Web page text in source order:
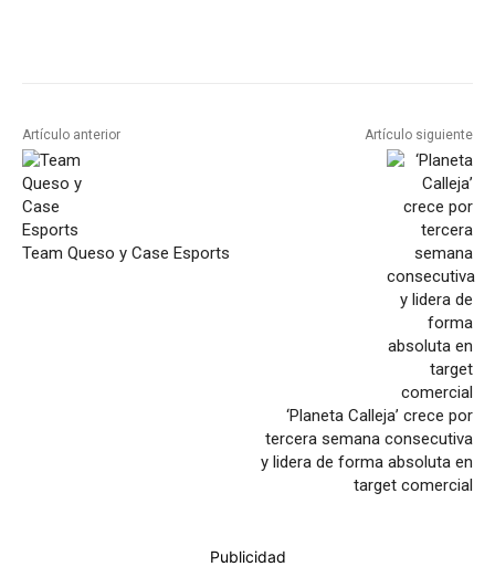
Artículo anterior
Team Queso y Case Esports
Artículo siguiente
‘Planeta Calleja’ crece por
tercera semana consecutiva
y lidera de forma absoluta en
target comercial
Publicidad